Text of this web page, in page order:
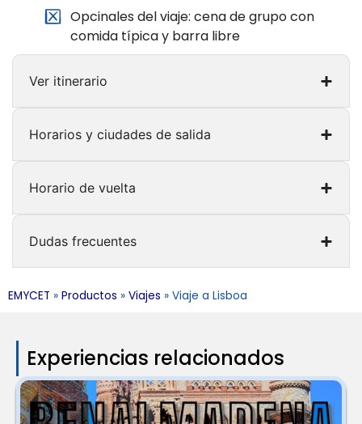
Opcinales del viaje: cena de grupo con
comida típica y barra libre
Ver itinerario
Horarios y ciudades de salida
Horario de vuelta
Dudas frecuentes
EMYCET » Productos » Viajes » Viaje a Lisboa
Experiencias relacionados